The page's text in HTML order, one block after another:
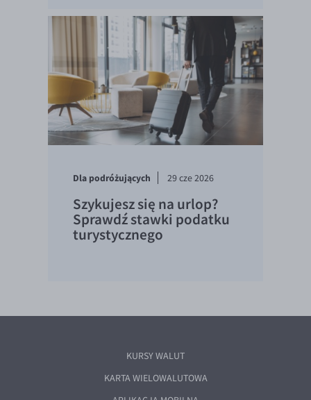
Dla podróżujących 29 cze 2026
Szykujesz się na urlop?
Sprawdź stawki podatku
turystycznego
KURSY WALUT
KARTA WIELOWALUTOWA